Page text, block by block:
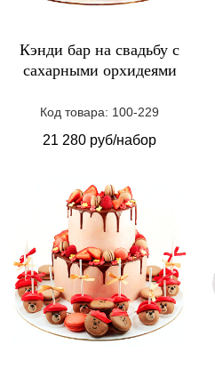
Кэнди бар на свадьбу с
сахарными орхидеями
Код товара: 100-229
21 280 руб/набор